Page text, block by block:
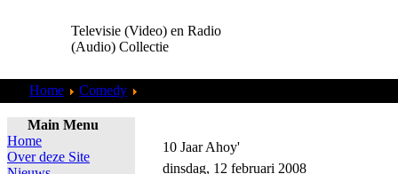
Televisie (Video) en Radio
(Audio) Collectie
Home Comedy
Main Menu
Home
Over deze Site
10 Jaar Ahoy'
dinsdag, 12 februari 2008